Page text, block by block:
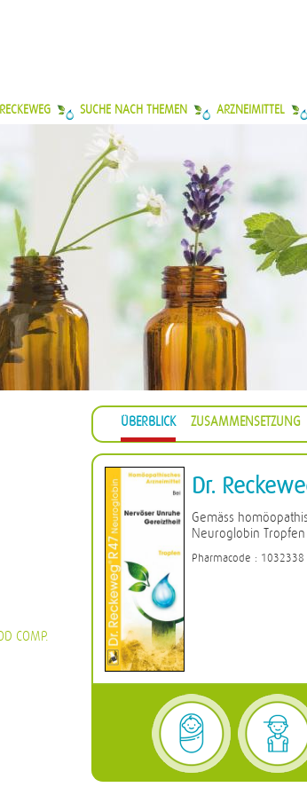
SUCHE NACH THEMEN ARZNEIMITTEL
COMP.
ÜBERBLICK ZUSAMMENSETZUNG
Dr.
Gemäss
Neuroglobin
Pharmacode : 1032338